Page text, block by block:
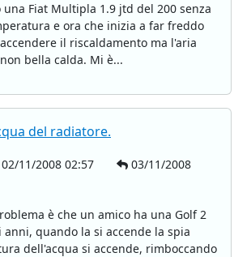
una Fiat Multipla 1.9 jtd del 200 senza
e ora che inizia a far freddo
il riscaldamento ma l'aria
bella calda. Mi è...
del radiatore.
11/2008 02:57
03/11/2008
è che un amico ha una Golf 2
quando la si accende la spia
dell'acqua si accende, rimboccando